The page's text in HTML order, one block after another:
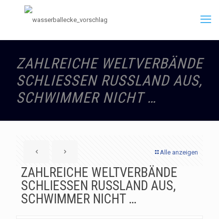
ZAHLREICHE WELTVERBÄNDE
SCHLIESSEN RUSSLAND AUS,
SCHWIMMER NICHT …
Alle anzeigen
ZAHLREICHE WELTVERBÄNDE
SCHLIESSEN RUSSLAND AUS,
SCHWIMMER NICHT …